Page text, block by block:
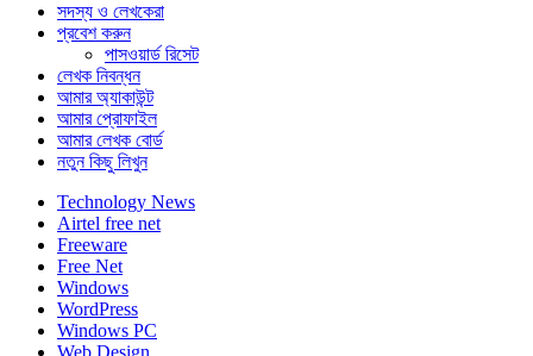
সদস্য ও লেখকেরা
প্রবেশ করুন
পাসওয়ার্ড রিসেট
লেখক নিবন্ধন
আমার অ্যাকাউন্ট
আমার প্রোফাইল
আমার লেখক বোর্ড
নতুন কিছু লিখুন
Technology News
Airtel free net
Freeware
Free Net
Windows
WordPress
Windows PC
Web Design